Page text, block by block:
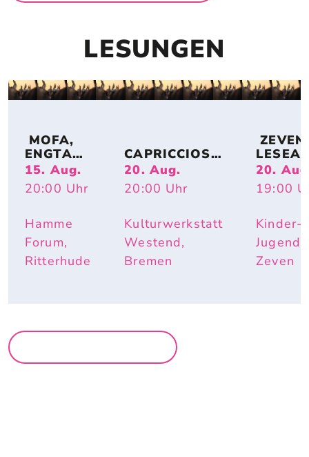
LESUNGEN
MOFA,
ENGTANZ
,
BUNDESJ
UGENDS
15. Aug.
20:00 Uhr
Hamme
Forum,
Ritterhude
CAPRICCIOSO
: EVA
STRITTMATT
ER
20. Aug.
20:00 Uhr
Kulturwerkstatt
Westend,
Bremen
DE:
MIRIAM
DOCH
SCHÖN
HIER
20.
19:00
Kinder-
Zeven